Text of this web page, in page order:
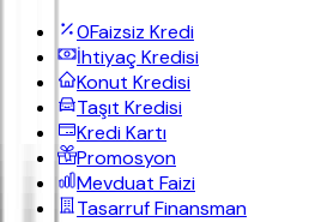
0Faizsiz Kredi
İhtiyaç Kredisi
Konut Kredisi
Taşıt Kredisi
Kredi Kartı
Promosyon
Mevduat Faizi
Tasarruf Finansman